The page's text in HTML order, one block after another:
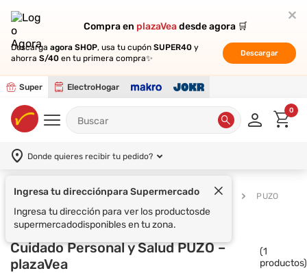
Compra en plazaVeadesde agora 🛒
Descarga agora SHOP, usa tu cupón SUPER40 y
ahorra S/40 en tu primera compra✨
Descargar
Super ElectroHogar
Compra en plazaVeadesde agora 🛒
Descarga agora SHOP, usa tu cupón SUPER40 y
ahorra S/40 en tu primera compra✨
Descargar
0
Donde quieres recibir tu pedido?
Ingresa tu direcciónpara Supermercado
Ingresa tu dirección para ver los productosde
supermercadodisponibles en tu zona.
Supermercado Cuidado Personal y Salud PUZO
Cuidado Personal y Salud PUZO –
plazaVea
(1
productos)